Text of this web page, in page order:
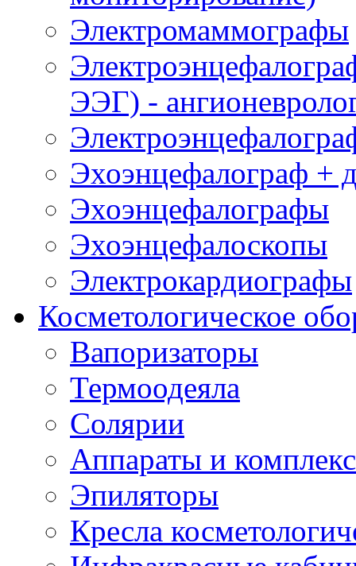
Электромаммографы
ЭЭГ) -
Эхоэнцефалограф
Эхоэнцефалографы
Эхоэнцефалоскопы
Электрокардиографы
Косметологическое
Вапоризаторы
Термоодеяла
Солярии
Аппараты и
Эпиляторы
Кресла